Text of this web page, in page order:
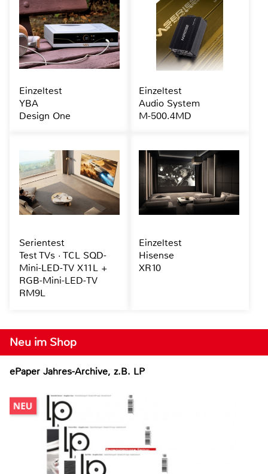
Neu im Shop
ePaper Jahres-Archive, z.B. LP
Einzeltest
YBA
Design One
Einzeltest
Audio System
M-500.4MD
Serientest
Test TVs · TCL SQD-
Mini-LED-TV X11L +
RGB-Mini-LED-TV
RM9L
Einzeltest
Hisense
XR10